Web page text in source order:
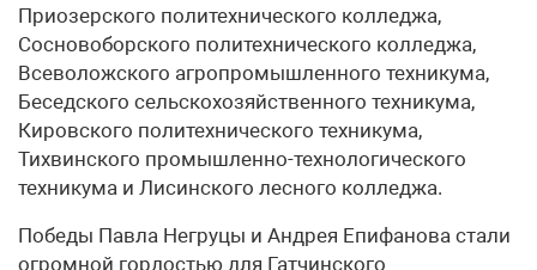
Приозерского политехнического колледжа,
Сосновоборского политехнического колледжа,
Всеволожского агропромышленного техникума,
Беседского сельскохозяйственного техникума,
Кировского политехнического техникума,
Тихвинского промышленно-технологического
техникума и Лисинского лесного колледжа.
Победы Павла Негруцы и Андрея Епифанова стали
огромной гордостью для Гатчинского